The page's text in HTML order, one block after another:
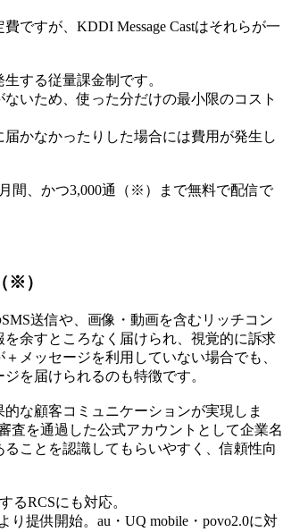
ですが、KDDI Message Castはそれらが一
する従量課金制です。
いため、使った分だけの最小限のコスト
かなかったりした場合には費用が発生し
間、かつ3,000通（※）まで無料で配信で
※）
送信や、画像・動画を含むリッチコン
余すところなく届けられ、視覚的に訴求
メッセージを利用していない場合でも、
を届けられるのも特徴です。
な顧客コミュニケーションが実現しま
査を通過した公式アカウントとして企業名
ことを認識してもらいやすく、信頼性向
るRCSにも対応。
提供開始。au・UQ mobile・povo2.0に対